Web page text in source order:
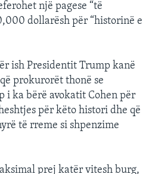
një pagese “të
dollarësh për “historinë e
ish Presidentit Trump kanë
prokurorët thonë se
i ka bërë avokatit Cohen për
për këto histori dhe që
të rreme si shpenzime
prej katër vitesh burg,